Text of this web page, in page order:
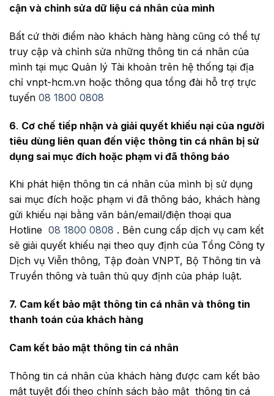
cận và chỉnh sửa dữ liệu cá nhân của mình
Bất cứ thời điểm nào khách hàng hàng cũng có thể tự
truy cập và chỉnh sửa những thông tin cá nhân của
mình tại mục Quản lý Tài khoản trên hệ thống tại địa
chỉ vnpt-hcm.vn hoặc thông qua tổng đài hỗ trợ trực
tuyến 08 1800 0808
6. Cơ chế tiếp nhận và giải quyết khiếu nại của người
tiêu dùng liên quan đến việc thông tin cá nhân bị sử
dụng sai mục đích hoặc phạm vi đã thông báo
Khi phát hiện thông tin cá nhân của mình bị sử dụng
sai mục đích hoặc phạm vi đã thông báo, khách hàng
gửi khiếu nại bằng văn bản/email/điện thoại qua
Hotline 08 1800 0808 . Bên cung cấp dịch vụ cam kết
sẽ giải quyết khiếu nại theo quy định của Tổng Công ty
Dịch vụ Viễn thông, Tập đoàn VNPT, Bộ Thông tin và
Truyền thông và tuân thủ quy định của pháp luật.
7. Cam kết bảo mật thông tin cá nhân và thông tin
thanh toán của khách hàng
Cam kết bảo mật thông tin cá nhân
Thông tin cá nhân của khách hàng được cam kết bảo
mật tuyệt đối theo chính sách bảo mật thông tin cá